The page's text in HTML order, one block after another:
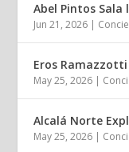
Abel Pintos Sala
Jun 21, 2026 |
Eros
May 25, 2026 |
Alcalá Norte
May 25, 2026 |